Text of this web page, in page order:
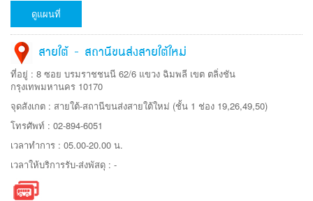
ดูแผนที่
สายใต้ – สถานีขนส่งสายใต้ใหม่
ที่อยู่ : 8 ซอย บรมราชชนนี 62/6 แขวง ฉิมพลี เขต ตลิ่งชัน
กรุงเทพมหานคร 10170
จุดสังเกต : สายใต้-สถานีขนส่งสายใต้ใหม่ (ชั้น 1 ช่อง 19,26,49,50)
โทรศัพท์ : 02-894-6051
เวลาทำการ : 05.00-20.00 น.
เวลาให้บริการรับ-ส่งพัสดุ : -